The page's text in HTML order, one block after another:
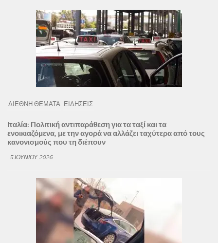
ΔΙΕΘΝΗ ΘΕΜΑΤΑ ΕΙΔΗΣΕΙΣ
Ιταλία: Πολιτική αντιπαράθεση για τα ταξί και τα
ενοικιαζόμενα, με την αγορά να αλλάζει ταχύτερα από τους
κανονισμούς που τη διέπουν
5 ΙΟΥΝΊΟΥ 2026